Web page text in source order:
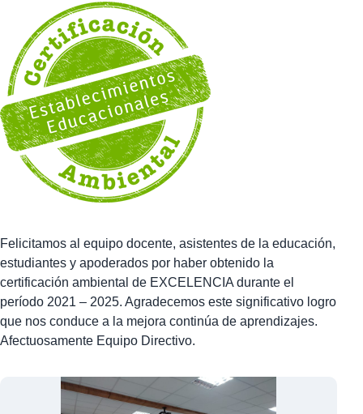
Felicitamos al equipo docente, asistentes de la educación,
estudiantes y apoderados por haber obtenido la
certificación ambiental de EXCELENCIA durante el
período 2021 – 2025. Agradecemos este significativo logro
que nos conduce a la mejora continúa de aprendizajes.
Afectuosamente Equipo Directivo.